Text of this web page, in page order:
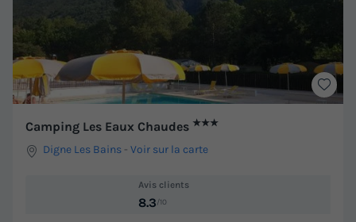
Camping Les Eaux Chaudes ★★★
Digne Les Bains -Voir sur la carte
Avis clients
8.3/10